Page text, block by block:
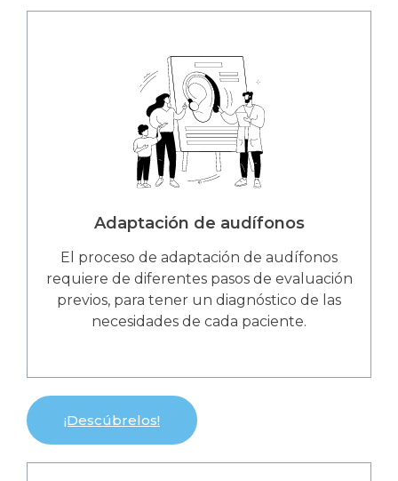
Adaptación de audífonos
El proceso de adaptación de audífonos
requiere de diferentes pasos de evaluación
previos, para tener un diagnóstico de las
necesidades de cada paciente.
¡Descúbrelos!